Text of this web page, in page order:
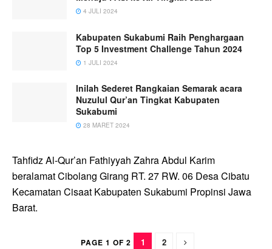
4 JULI 2024
Kabupaten Sukabumi Raih Penghargaan
Top 5 Investment Challenge Tahun 2024
1 JULI 2024
Inilah Sederet Rangkaian Semarak acara
Nuzulul Qur’an Tingkat Kabupaten
Sukabumi
28 MARET 2024
Tahfidz Al-Qur’an Fathiyyah Zahra Abdul Karim
beralamat Cibolang Girang RT. 27 RW. 06 Desa Cibatu
Kecamatan Cisaat Kabupaten Sukabumi Propinsi Jawa
Barat.
PAGE 1 OF 2 1 2